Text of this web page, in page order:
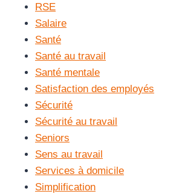
RSE
Salaire
Santé
Santé au travail
Santé mentale
Satisfaction des employés
Sécurité
Sécurité au travail
Seniors
Sens au travail
Services à domicile
Simplification